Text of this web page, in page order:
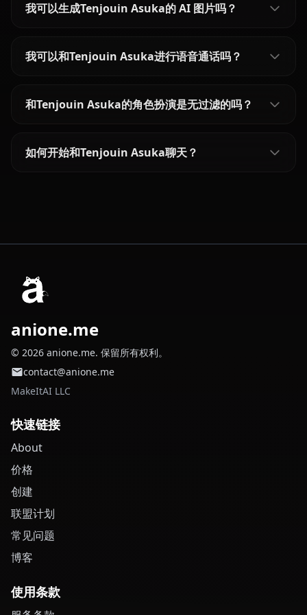
我可以生成Tenjouin Asuka的 AI 图片吗？
我可以和Tenjouin Asuka进行语音通话吗？
和Tenjouin Asuka的角色扮演是无过滤的吗？
如何开始和Tenjouin Asuka聊天？
anione.me
© 2026 anione.me. 保留所有权利。
contact@anione.me
MakeItAI LLC
快速链接
About
价格
创建
联盟计划
常见问题
博客
使用条款